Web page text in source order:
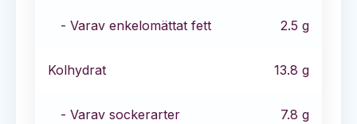
- Varav enkelomättat fett 2.5 g
Kolhydrat 13.8 g
- Varav sockerarter 7.8 g